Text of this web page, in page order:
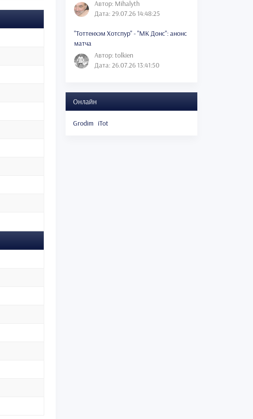
Автор: Mihalyth
Дата: 29.07.26 14:48:25
"Тоттенхэм Хотспур" - "МК Донс": анонс
матча
Автор: tolkien
Дата: 26.07.26 13:41:50
Онлайн
Grodim iTot